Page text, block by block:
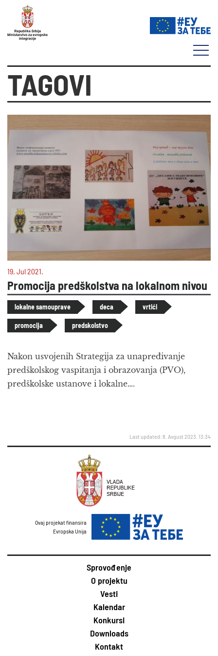
TAGOVI
19. Jul 2021.
Promocija predškolstva na lokalnom nivou
lokalne samouprave deca vrtići
promocija predskolstvo
Nakon usvojenih Strategija za unapređivanje
predškolskog vaspitanja i obrazovanja (PVO),
predškolske ustanove i lokalne….
Last updated: 8. Avgust 2023. 13:34
Ovaj projekat finansira
Evropska Unija
Sprovođenje
O projektu
Vesti
Kalendar
Konkursi
Downloads
Kontakt